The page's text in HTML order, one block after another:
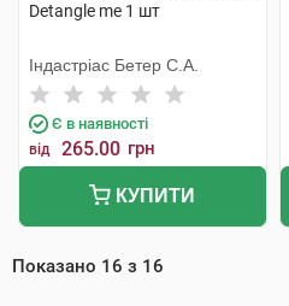
Detangle me 1 шт
Індастріас Бетер С.А.
Є в наявності
від 265.00 грн
КУПИТИ
Показано 16 з 16